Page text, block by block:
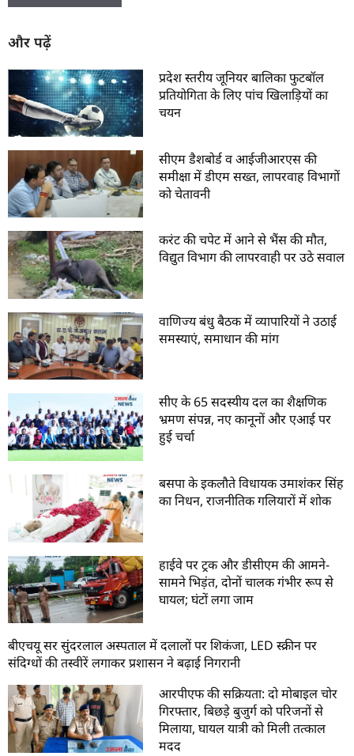
और पढ़ें
प्रदेश स्तरीय जूनियर बालिका फुटबॉल
प्रतियोगिता के लिए पांच खिलाड़ियों का
चयन
सीएम डैशबोर्ड व आईजीआरएस की
समीक्षा में डीएम सख्त, लापरवाह विभागों
को चेतावनी
करंट की चपेट में आने से भैंस की मौत,
विद्युत विभाग की लापरवाही पर उठे सवाल
वाणिज्य बंधु बैठक में व्यापारियों ने उठाई
समस्याएं, समाधान की मांग
सीए के 65 सदस्यीय दल का शैक्षणिक
भ्रमण संपन्न, नए कानूनों और एआई पर
हुई चर्चा
बसपा के इकलौते विधायक उमाशंकर सिंह
का निधन, राजनीतिक गलियारों में शोक
हाईवे पर ट्रक और डीसीएम की आमने-
सामने भिड़ंत, दोनों चालक गंभीर रूप से
घायल; घंटों लगा जाम
बीएचयू सर सुंदरलाल अस्पताल में दलालों पर शिकंजा, LED स्क्रीन पर
संदिग्धों की तस्वीरें लगाकर प्रशासन ने बढ़ाई निगरानी
आरपीएफ की सक्रियता: दो मोबाइल चोर
गिरफ्तार, बिछड़े बुजुर्ग को परिजनों से
मिलाया, घायल यात्री को मिली तत्काल
मदद